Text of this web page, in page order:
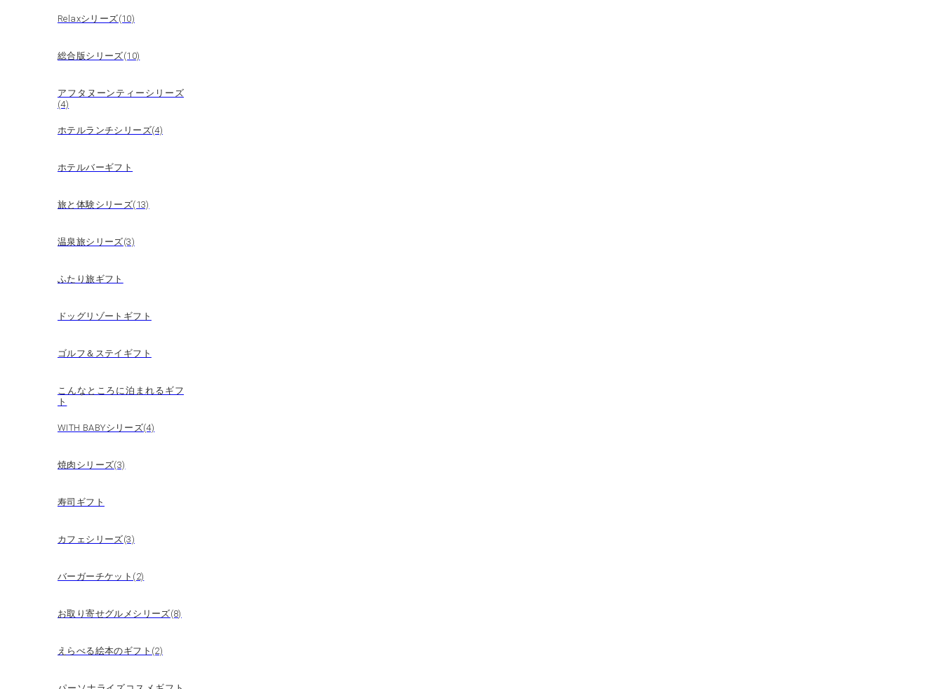
Relaxシリーズ(10)
総合版シリーズ(10)
アフタヌーンティーシリーズ
(4)
ホテルランチシリーズ(4)
ホテルバーギフト
旅と体験シリーズ(13)
温泉旅シリーズ(3)
ふたり旅ギフト
ドッグリゾートギフト
ゴルフ＆ステイギフト
こんなところに泊まれるギフ
ト
WITH BABYシリーズ(4)
焼肉シリーズ(3)
寿司ギフト
カフェシリーズ(3)
バーガーチケット(2)
お取り寄せグルメシリーズ(8)
えらべる絵本のギフト(2)